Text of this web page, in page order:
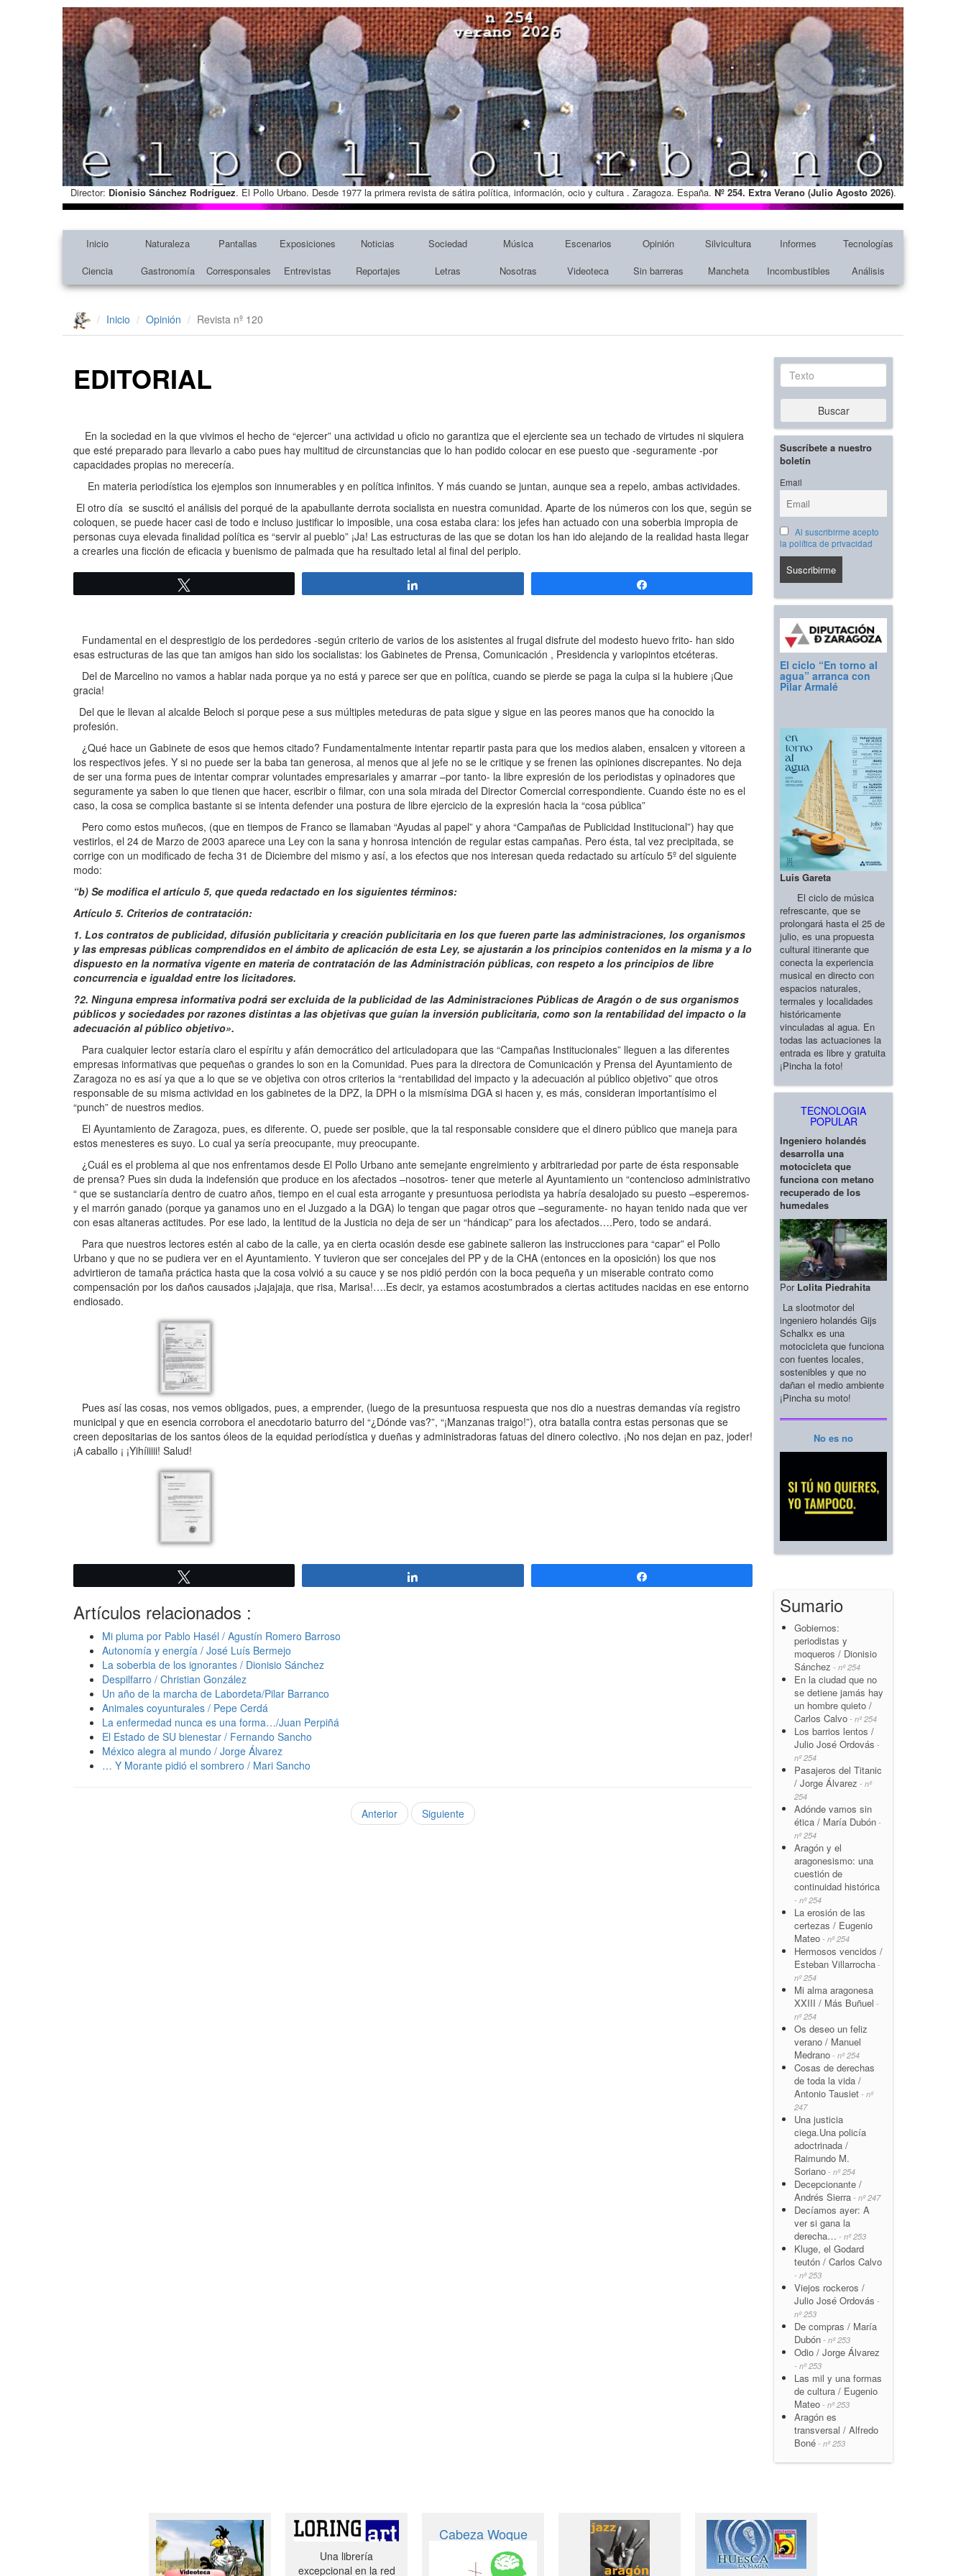
Director: Dionisio Sánchez Rodríguez. El Pollo Urbano. Desde 1977 la primera revista de sátira política, información, ocio y cultura . Zaragoza. España. Nº 254. Extra Verano (Julio Agosto 2026).
Inicio Naturaleza Pantallas Exposiciones Noticias Sociedad Música Escenarios Opinión Silvicultura Informes
Tecnologías
Ciencia
Gastronomía Corresponsales Entrevistas Reportajes Letras Nosotras Videoteca Sin barreras Mancheta Incombustibles Análisis
Inicio Opinión Revista nº 120
EDITORIAL
En la sociedad en la que vivimos el hecho de “ejercer” una actividad u oficio no garantiza que el ejerciente sea un techado de virtudes ni siquiera
que esté preparado para llevarlo a cabo pues hay multitud de circunstancias que lo han podido colocar en ese puesto que -seguramente -por
capacidades propias no merecería.
En materia periodística los ejemplos son innumerables y en política infinitos. Y más cuando se juntan, aunque sea a repelo, ambas actividades.
El otro día se suscitó el análisis del porqué de la apabullante derrota socialista en nuestra comunidad. Aparte de los números con los que, según se
coloquen, se puede hacer casi de todo e incluso justificar lo imposible, una cosa estaba clara: los jefes han actuado con una soberbia impropia de
personas cuya elevada finalidad política es “servir al pueblo” ¡Ja! Las estructuras de las que se dotan los han ido alejando de la realidad hasta llegar
a crearles una ficción de eficacia y buenismo de palmada que ha resultado letal al final del periplo.
Fundamental en el desprestigio de los perdedores -según criterio de varios de los asistentes al frugal disfrute del modesto huevo frito- han sido
esas estructuras de las que tan amigos han sido los socialistas: los Gabinetes de Prensa, Comunicación , Presidencia y variopintos etcéteras.
Del de Marcelino no vamos a hablar nada porque ya no está y parece ser que en política, cuando se pierde se paga la culpa si la hubiere ¡Que
gracia!
Del que le llevan al alcalde Beloch si porque pese a sus múltiples meteduras de pata sigue y sigue en las peores manos que ha conocido la
profesión.
¿Qué hace un Gabinete de esos que hemos citado? Fundamentalmente intentar repartir pasta para que los medios alaben, ensalcen y vitoreen a
los respectivos jefes. Y si no puede ser la baba tan generosa, al menos que al jefe no se le critique y se frenen las opiniones discrepantes. No deja
de ser una forma pues de intentar comprar voluntades empresariales y amarrar –por tanto- la libre expresión de los periodistas y opinadores que
seguramente ya saben lo que tienen que hacer, escribir o filmar, con una sola mirada del Director Comercial correspondiente. Cuando éste no es el
caso, la cosa se complica bastante si se intenta defender una postura de libre ejercicio de la expresión hacia la “cosa pública”
Pero como estos muñecos, (que en tiempos de Franco se llamaban “Ayudas al papel” y ahora “Campañas de Publicidad Institucional”) hay que
vestirlos, el 24 de Marzo de 2003 aparece una Ley con la sana y honrosa intención de regular estas campañas. Pero ésta, tal vez precipitada, se
corrige con un modificado de fecha 31 de Diciembre del mismo y así, a los efectos que nos interesan queda redactado su artículo 5º del siguiente
modo:
“b) Se modifica el artículo 5, que queda redactado en los siguientes términos:
Artículo 5. Criterios de contratación:
1. Los contratos de publicidad, difusión publicitaria y creación publicitaria en los que fueren parte las administraciones, los organismos
y las empresas públicas comprendidos en el ámbito de aplicación de esta Ley, se ajustarán a los principios contenidos en la misma y a lo
dispuesto en la normativa vigente en materia de contratación de las Administración públicas, con respeto a los principios de libre
concurrencia e igualdad entre los licitadores.
?2. Ninguna empresa informativa podrá ser excluida de la publicidad de las Administraciones Públicas de Aragón o de sus organismos
públicos y sociedades por razones distintas a las objetivas que guían la inversión publicitaria, como son la rentabilidad del impacto o la
adecuación al público objetivo».
Para cualquier lector estaría claro el espíritu y afán democrático del articuladopara que las “Campañas Institucionales” lleguen a las diferentes
empresas informativas que pequeñas o grandes lo son en la Comunidad. Pues para la directora de Comunicación y Prensa del Ayuntamiento de
Zaragoza no es así ya que a lo que se ve objetiva con otros criterios la “rentabilidad del impacto y la adecuación al público objetivo” que otros
responsable de su misma actividad en los gabinetes de la DPZ, la DPH o la mismísima DGA si hacen y, es más, consideran importantísimo el
“punch” de nuestros medios.
El Ayuntamiento de Zaragoza, pues, es diferente. O, puede ser posible, que la tal responsable considere que el dinero público que maneja para
estos menesteres es suyo. Lo cual ya sería preocupante, muy preocupante.
¿Cuál es el problema al que nos enfrentamos desde El Pollo Urbano ante semejante engreimiento y arbitrariedad por parte de ésta responsable
de prensa? Pues sin duda la indefensión que produce en los afectados –nosotros- tener que meterle al Ayuntamiento un “contencioso administrativo
“ que se sustanciaría dentro de cuatro años, tiempo en el cual esta arrogante y presuntuosa periodista ya habría desalojado su puesto –esperemos-
y el marrón ganado (porque ya ganamos uno en el Juzgado a la DGA) lo tengan que pagar otros que –seguramente- no hayan tenido nada que ver
con esas altaneras actitudes. Por ese lado, la lentitud de la Justicia no deja de ser un “hándicap” para los afectados….Pero, todo se andará.
Para que nuestros lectores estén al cabo de la calle, ya en cierta ocasión desde ese gabinete salieron las instrucciones para “capar” el Pollo
Urbano y que no se pudiera ver en el Ayuntamiento. Y tuvieron que ser concejales del PP y de la CHA (entonces en la oposición) los que nos
advirtieron de tamaña práctica hasta que la cosa volvió a su cauce y se nos pidió perdón con la boca pequeña y un miserable contrato como
compensación por los daños causados ¡Jajajaja, que risa, Marisa!….Es decir, ya estamos acostumbrados a ciertas actitudes nacidas en ese entorno
endiosado.
Pues así las cosas, nos vemos obligados, pues, a emprender, (luego de la presuntuosa respuesta que nos dio a nuestras demandas vía registro
municipal y que en esencia corrobora el anecdotario baturro del “¿Dónde vas?”, “¡Manzanas traigo!”), otra batalla contra estas personas que se
creen depositarias de los santos óleos de la equidad periodística y dueñas y administradoras fatuas del dinero colectivo. ¡No nos dejan en paz, joder!
¡A caballo ¡ ¡Yihíiiiii! Salud!
Artículos relacionados :
Mi pluma por Pablo Hasél / Agustín Romero Barroso
Autonomía y energía / José Luís Bermejo
La soberbia de los ignorantes / Dionisio Sánchez
Despilfarro / Christian González
Un año de la marcha de Labordeta/Pilar Barranco
Animales coyunturales / Pepe Cerdá
La enfermedad nunca es una forma…/Juan Perpiñá
El Estado de SU bienestar / Fernando Sancho
México alegra al mundo / Jorge Álvarez
… Y Morante pidió el sombrero / Mari Sancho
Anterior Siguiente
Texto
Buscar
Suscríbete a nuestro
boletín
Email
Al suscribirme acepto
la política de privacidad
El ciclo “En torno al
agua” arranca con
Pilar Armalé
Luis Gareta
El ciclo de música
refrescante, que se
prolongará hasta el 25 de
julio, es una propuesta
cultural itinerante que
conecta la experiencia
musical en directo con
espacios naturales,
termales y localidades
históricamente
vinculadas al agua. En
todas las actuaciones la
entrada es libre y gratuita
¡Pincha la foto!
TECNOLOGIA
POPULAR
Ingeniero holandés
desarrolla una
motocicleta que
funciona con metano
recuperado de los
humedales
Por Lolita Piedrahita
La slootmotor del
ingeniero holandés Gijs
Schalkx es una
motocicleta que funciona
con fuentes locales,
sostenibles y que no
dañan el medio ambiente
¡Pincha su moto!
No es no
Sumario
Gobiernos:
periodistas y
moqueros / Dionisio
Sánchez - nº 254
En la ciudad que no
se detiene jamás hay
un hombre quieto /
Carlos Calvo - nº 254
Los barrios lentos /
Julio José Ordovás -
nº 254
Pasajeros del Titanic
/ Jorge Álvarez - nº
254
Adónde vamos sin
ética / María Dubón -
nº 254
Aragón y el
aragonesismo: una
cuestión de
continuidad histórica
- nº 254
La erosión de las
certezas / Eugenio
Mateo - nº 254
Hermosos vencidos /
Esteban Villarrocha -
nº 254
Mi alma aragonesa
XXIII / Más Buñuel -
nº 254
Os deseo un feliz
verano / Manuel
Medrano - nº 254
Cosas de derechas
de toda la vida /
Antonio Tausiet - nº
247
Una justicia
ciega.Una policía
adoctrinada /
Raimundo M.
Soriano - nº 254
Decepcionante /
Andrés Sierra - nº 247
Decíamos ayer: A
ver si gana la
derecha… - nº 253
Kluge, el Godard
teutón / Carlos Calvo
- nº 253
Viejos rockeros /
Julio José Ordovás -
nº 253
De compras / María
Dubón - nº 253
Odio / Jorge Álvarez
- nº 253
Las mil y una formas
de cultura / Eugenio
Mateo - nº 253
Aragón es
transversal / Alfredo
Boné - nº 253
Una librería
excepcional en la red
Cabeza Woque